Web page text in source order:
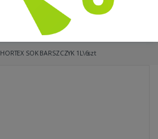
HORTEX SOK BARSZCZYK 1L\6szt